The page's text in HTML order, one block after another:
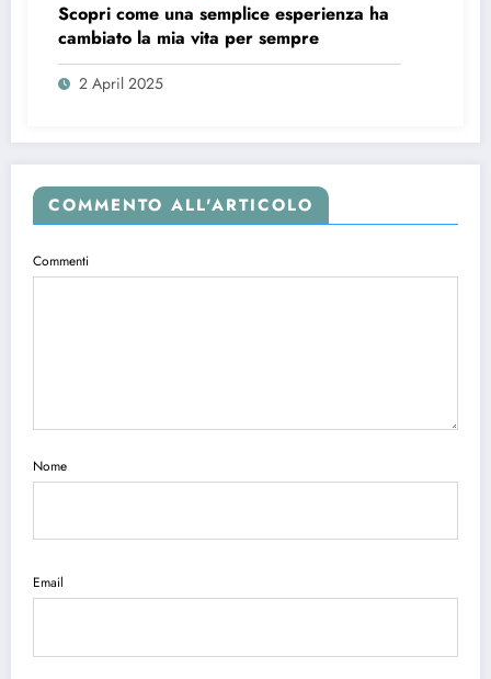
Scopri come una semplice esperienza ha
cambiato la mia vita per sempre
2 April 2025
COMMENTO ALL'ARTICOLO
Commenti
Nome
Email